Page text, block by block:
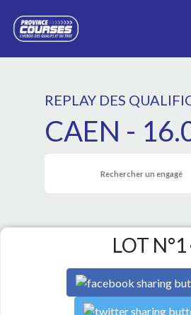
REPLAY DES
CAEN -
LOT N°1